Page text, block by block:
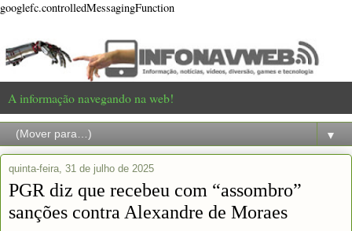
googlefc.controlledMessagingFunction
A informação navegando na web!
▼
quinta-feira, 31 de julho de 2025
PGR diz que recebeu com “assombro”
sanções contra Alexandre de Moraes